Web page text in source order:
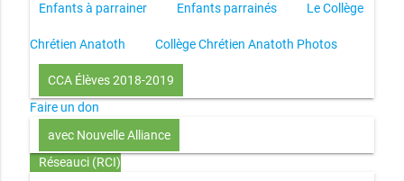
Enfants à parrainer
Enfants parrainés Le Collège
Chrétien Anatoth Collège Chrétien Anatoth Photos
CCA Élèves 2018-2019
Faire un don
avec Nouvelle Alliance
Réseauci (RCI)